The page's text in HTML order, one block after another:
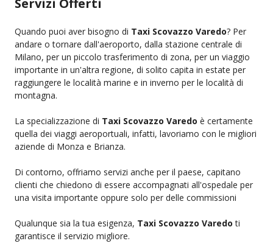
Quando puoi aver bisogno di Taxi Scovazzo Varedo? Per
andare o tornare dall'aeroporto, dalla stazione centrale di
Milano, per un piccolo trasferimento di zona, per un viaggio
importante in un'altra regione, di solito capita in estate per
raggiungere le località marine e in inverno per le località di
montagna.
La specializzazione di Taxi Scovazzo Varedo è certamente
quella dei viaggi aeroportuali, infatti, lavoriamo con le migliori
aziende di Monza e Brianza.
Di contorno, offriamo servizi anche per il paese, capitano
clienti che chiedono di essere accompagnati all'ospedale per
una visita importante oppure solo per delle commissioni
Qualunque sia la tua esigenza, Taxi Scovazzo Varedo ti
garantisce il servizio migliore.